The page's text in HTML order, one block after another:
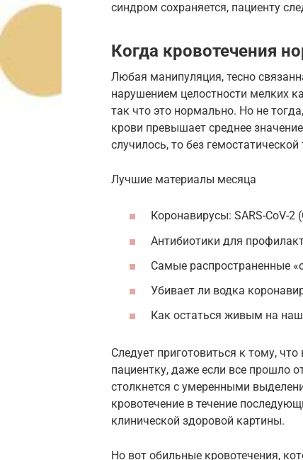
синдром сохраняется, пациенту
Когда кровотечения
Любая манипуляция, тесно
нарушением целостности мелких
так что это нормально. Но не
крови превышает среднее
случилось, то без
Лучшие материалы месяца
Коронавирусы: SARS-CoV-2
Антибиотики для
Самые распространенные
Убивает ли водка
Как остаться живым на
Следует приготовиться к тому,
пациентку, даже если все прошло
столкнется с умеренными
кровотечение в течение
клинической здоровой картины.
Но вот обильные кровотечения,